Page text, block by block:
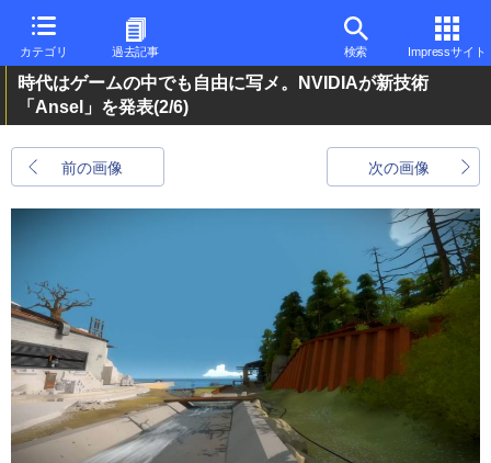
カテゴリ 過去記事 検索 Impressサイト
時代はゲームの中でも自由に写メ。NVIDIAが新技術
「Ansel」を発表(2/6)
前の画像 次の画像